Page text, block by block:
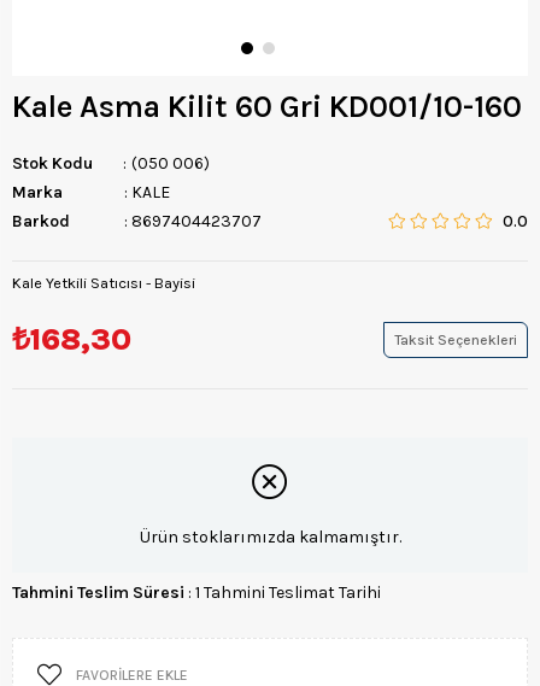
Kale Asma Kilit 60 Gri KD001/10-160
Stok Kodu
(050 006)
Marka
: KALE
Barkod
: 8697404423707 0.0
Kale Yetkili Satıcısı - Bayisi
₺168,30 Taksit Seçenekleri
Ürün stoklarımızda kalmamıştır.
Tahmini Teslim Süresi : 1 Tahmini Teslimat Tarihi
FAVORILERE EKLE